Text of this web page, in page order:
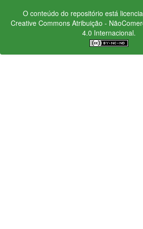
O conteúdo do repositório está
Creative CommonsAtribuição -
4.0 Internacional.